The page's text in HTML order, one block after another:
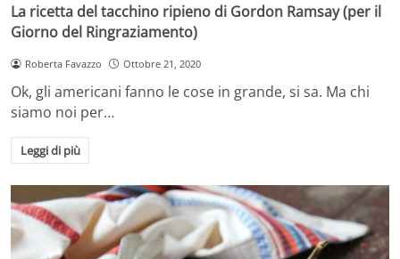
La ricetta del tacchino ripieno di Gordon Ramsay (per il
Giorno del Ringraziamento)
Roberta Favazzo Ottobre 21, 2020
Ok, gli americani fanno le cose in grande, si sa. Ma chi
siamo noi per…
Leggi di più